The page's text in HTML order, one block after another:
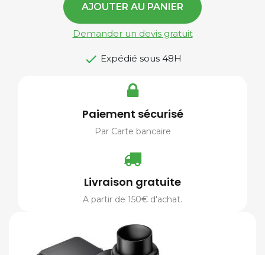
AJOUTER AU PANIER
Demander un devis gratuit
 Expédié sous 48H
Paiement sécurisé
Par Carte bancaire
Livraison gratuite
A partir de 150€ d'achat.